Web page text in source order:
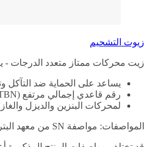
زيوت التشحيم
زيت محركات ممتاز متعدد الدرجات -
يساعد على الحماية ضد التآكل
رقم قاعدي إجمالي مرتفع (TBN) للمساعدة في مكافحة التآكل ومنع تلف المحرك وإطالة عمره
لمحركات البنزين والديزل
المواصفات: مواصفة SN من معهد البترول الأمريكي؛ مواصفة A3/B3 من الرابطة الأوروبية لمصنعي السيارات